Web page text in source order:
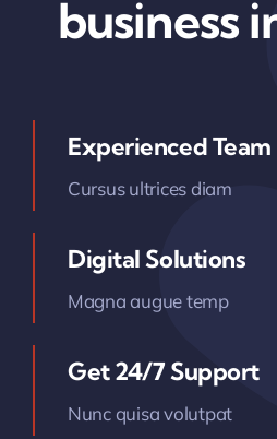
business
Experienced Team
Cursus ultrices diam
Digital Solutions
Magna augue temp
Get 24/7 Support
Nunc quisa volutpat